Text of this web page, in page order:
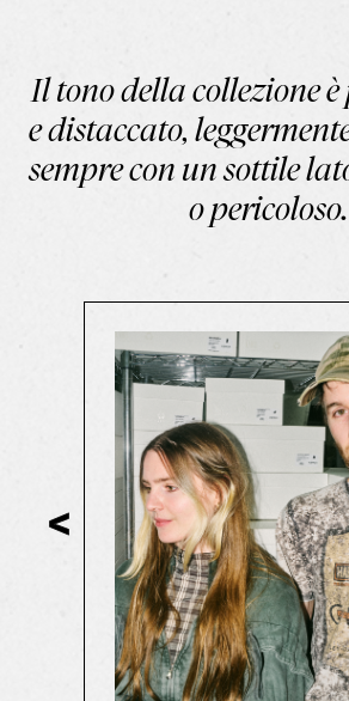
Il tono della collezione
e distaccato,
sempre con un sottile
o pericoloso.